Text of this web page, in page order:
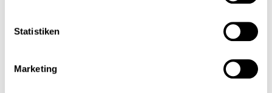
Statistiken
Marketing